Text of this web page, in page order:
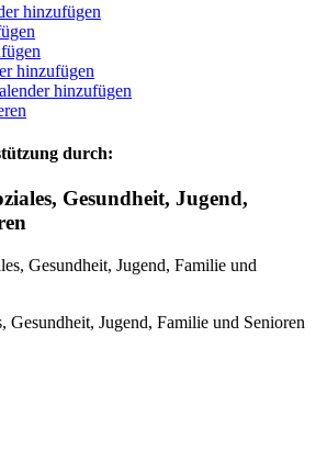
hinzufügen
hinzufügen
hinzufügen
durch:
Gesundheit, Jugend,
Gesundheit, Jugend, Familie und Senioren